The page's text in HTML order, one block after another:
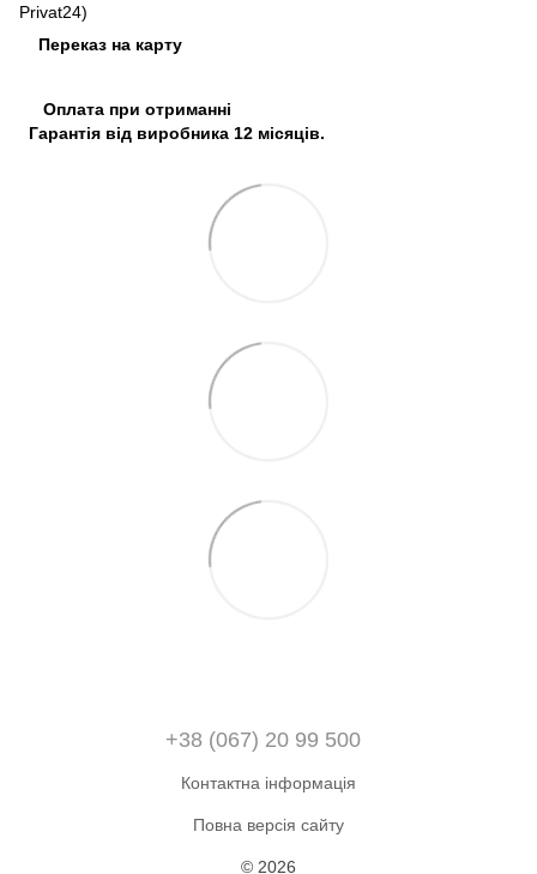
Privat24)
Переказ на карту
Оплата при отриманні
Гарантія від виробника 12 місяців.
+38 (067) 20 99 500
Контактна інформація
Повна версія сайту
© 2026